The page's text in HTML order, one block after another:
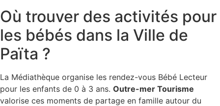
Où trouver des activités pour
les bébés dans la Ville de
Païta ?
La Médiathèque organise les rendez-vous Bébé Lecteur
pour les enfants de 0 à 3 ans. Outre-mer Tourisme
valorise ces moments de partage en famille autour du